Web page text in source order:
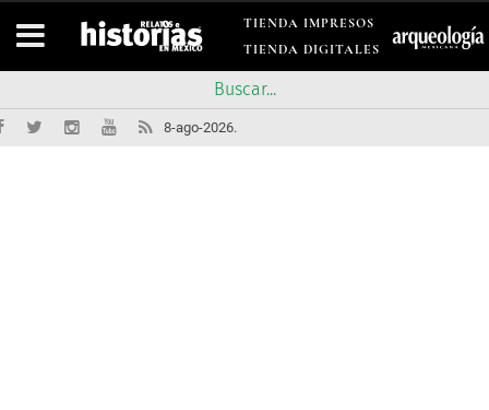
TIENDA IMPRESOS
TIENDA DIGITALES
8-ago-2026.